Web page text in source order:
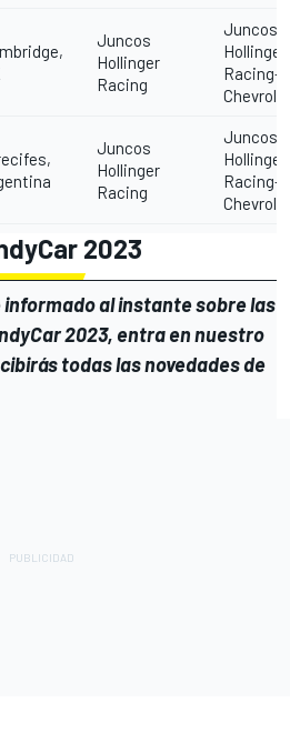
Juncos
Hollinger
Racing
Juncos
Hollinger
Racing-
Juncos
Hollinger
Racing
Juncos
Hollinger
Racing-
2023
al instante sobre las
2023, entra ennuestro
todas las novedades de